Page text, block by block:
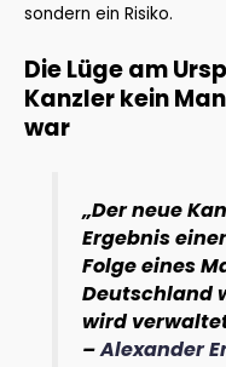
sondern ein Risiko.
Die Lüge am
Kanzler kein
war
„Der neue
Ergebnis
Folge eines
Deutschland
wird
–Alexander